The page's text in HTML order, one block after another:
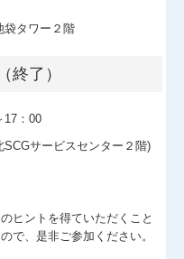
タワー２階
終了）
17：00
サービスセンター２階)
ヒントを得ていただくこと
で、是非ご参加ください。